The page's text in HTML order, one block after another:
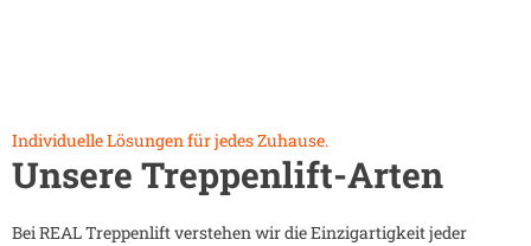
Individuelle Lösungen für jedes Zuhause.
Unsere Treppenlift-Arten
Bei REAL Treppenlift verstehen wir die Einzigartigkeit jeder